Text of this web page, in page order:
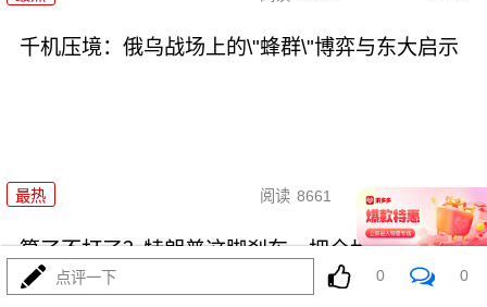
千机压境：俄乌战场上的\"蜂群\"博弈与东大启示
最热 阅读 8661 08-04
算了不打了？特朗普这脚刹车，把全世界都晃吐了
点评一下 0 0